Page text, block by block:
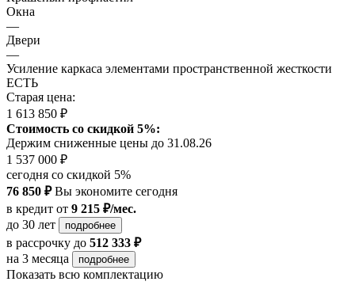
Окна
—
Двери
—
Усиление каркаса элементами пространственной жесткости
ЕСТЬ
Старая цена:
1 613 850 ₽
Стоимость со скидкой 5%:
Держим сниженные цены до 31.08.26
1 537 000 ₽
сегодня со скидкой 5%
76 850 ₽Вы экономите сегодня
в кредит от 9 215 ₽/мес.
до 30 лет
подробнее
в рассрочку до 512 333 ₽
на 3 месяца
подробнее
Показать всю комплектацию